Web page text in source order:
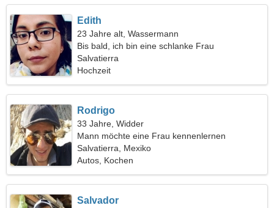
Edith
23 Jahre alt, Wassermann
Bis bald, ich bin eine schlanke Frau
Salvatierra
Hochzeit
Rodrigo
33 Jahre, Widder
Mann möchte eine Frau kennenlernen
Salvatierra, Mexiko
Autos, Kochen
Salvador